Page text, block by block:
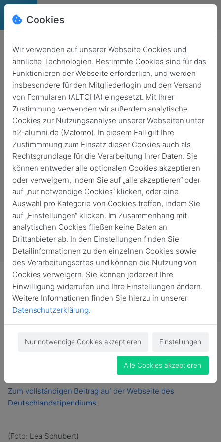
Deutschlandstipendium:
Digitale Wege gehen – Wie
Nina Krebs die Zukunft
gestaltet
Zurück 13. März 2025 News
Nina Krebs studiert im fünften Semester den
Studiengang Mensch-Technik-Interaktion an der
Hochschule Magdeburg-Stendal. Dort treibt sie mit
Deutschlandstipendium sieht die Stipendiatin eine große
Chance für alle, die wie sie etwas bewegen wollen.
Zum vollständigen Beitrag auf der Webseite des
Deutschlandstipendiums.
(Foto: Lea Schubert)
Cookies
Wir verwenden auf unserer Webseite Cookies und
ähnliche Technologien. Bestimmte Cookies sind für das
Funktionieren der Webseite erforderlich, und werden
insbesondere für den Mitgliederlogin und den Versand
von Formularen (ALTCHA) eingesetzt. Mit Ihrer
Zustimmung verwenden wir außerdem analytische
Cookies zur Nutzungsanalyse unserer Webseiten unter
h2-alumni.de (Matomo). In diesem Fall gilt Ihre
Zustimmmung zum Einsatz dieser Cookies auch als
Rechtsgrundlage für die Verarbeitung Ihrer Daten. Sie
können entweder alle optionalen Cookies akzeptieren
oder verweigern, indem Sie auf „alle akzeptieren“ oder
auf „nur notwendige Cookies“ klicken, oder eine
Auswahl pro Kategorie von Cookies treffen, indem Sie
auf „Einstellungen“ klicken. Im Zusammenhang mit
analytischen Cookies fließen keine Daten an
Drittanbieter ab. In den Einstellungen finden Sie
Detailinformationen zu den einzelnen Cookies sowie
des Verarbeitungsortes und können die Nutzung von
Cookies verweigern. Sie können jederzeit Ihre
Einwilligung widerrufen und Ihre Einstellungen ändern.
Weitere Informationen finden Sie hierzu in unserer
Datenschutzerklärung.
Nur notwendige Cookies akzeptieren Einstellungen
Alle Cookies akzeptieren